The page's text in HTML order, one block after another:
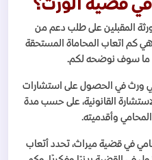
قضية الورث؟
المقبلين على طلب دعم من
كم اتعاب المحاماة المستحقة
ما سوف نوضحه لكم.
ورث في الحصول على استشارات
القانونية، على حسب مدة
وأقدميته.
في قضية ميراث، تحدد أتعاب